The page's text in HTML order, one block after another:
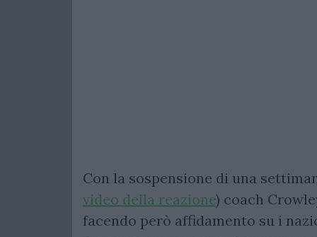
Con la sospensione di una
video della reazione) coach
facendo però affidamento su i